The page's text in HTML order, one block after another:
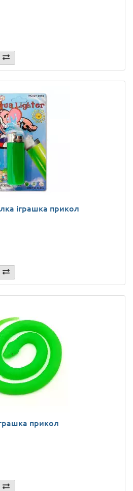
іграшка прикол
прикол